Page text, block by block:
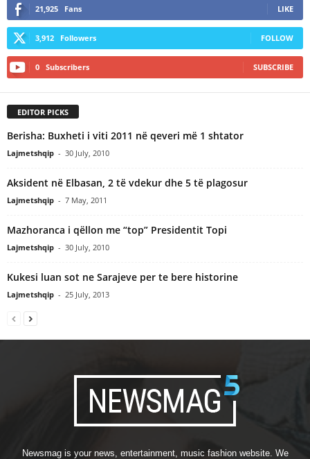
21,925 Fans LIKE
3,912 Followers FOLLOW
0 Subscribers SUBSCRIBE
EDITOR PICKS
Berisha: Buxheti i viti 2011 në qeveri më 1 shtator
Lajmetshqip - 30 July, 2010
Aksident në Elbasan, 2 të vdekur dhe 5 të plagosur
Lajmetshqip - 7 May, 2011
Mazhoranca i qëllon me “top” Presidentit Topi
Lajmetshqip - 30 July, 2010
Kukesi luan sot ne Sarajeve per te bere historine
Lajmetshqip - 25 July, 2013
Newsmag is your news, entertainment, music fashion website. We